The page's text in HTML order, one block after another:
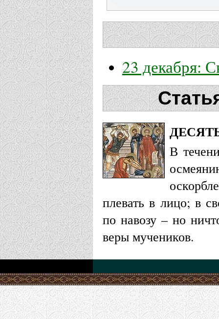
23 декабря:
В
плевать в лицо; в
по навозу – но
веры мучеников.